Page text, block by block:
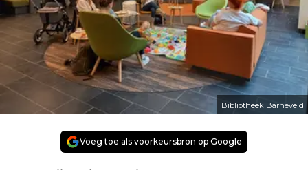
Bibliotheek Barneveld
Voeg toe als voorkeursbron op Google